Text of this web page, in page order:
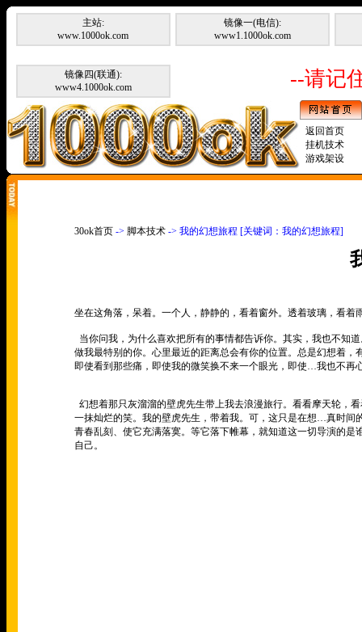
主站:
www.1000ok.com
镜像一(电信):
www1.1000ok.com
镜像四(联通):
www4.1000ok.com
--请记
返回首页
挂机技术
游戏架设
30ok首页 -> 脚本技术 -> 我的幻想旅程 [关键词：我的幻想旅程]
坐在这角落，呆着。一个人，静静的，看着窗外。透着玻璃，看着
当你问我，为什么喜欢把所有的事情都告诉你。其实，我也不知
做我最特别的你。心里最近的距离总会有你的位置。总是幻想着
即使看到那些痛，即使我的微笑换不来一个眼光，即使…我也不再
幻想着那只灰溜溜的壁虎先生带上我去浪漫旅行。看看摩天轮，
一抹灿烂的笑。我的壁虎先生，带着我。可，这只是在想…真时间
青春乱刻、使它充满落寞。等它落下帷幕，就知道这一切导演的
自己。